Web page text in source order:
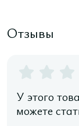
Отзывы
У этого
можете